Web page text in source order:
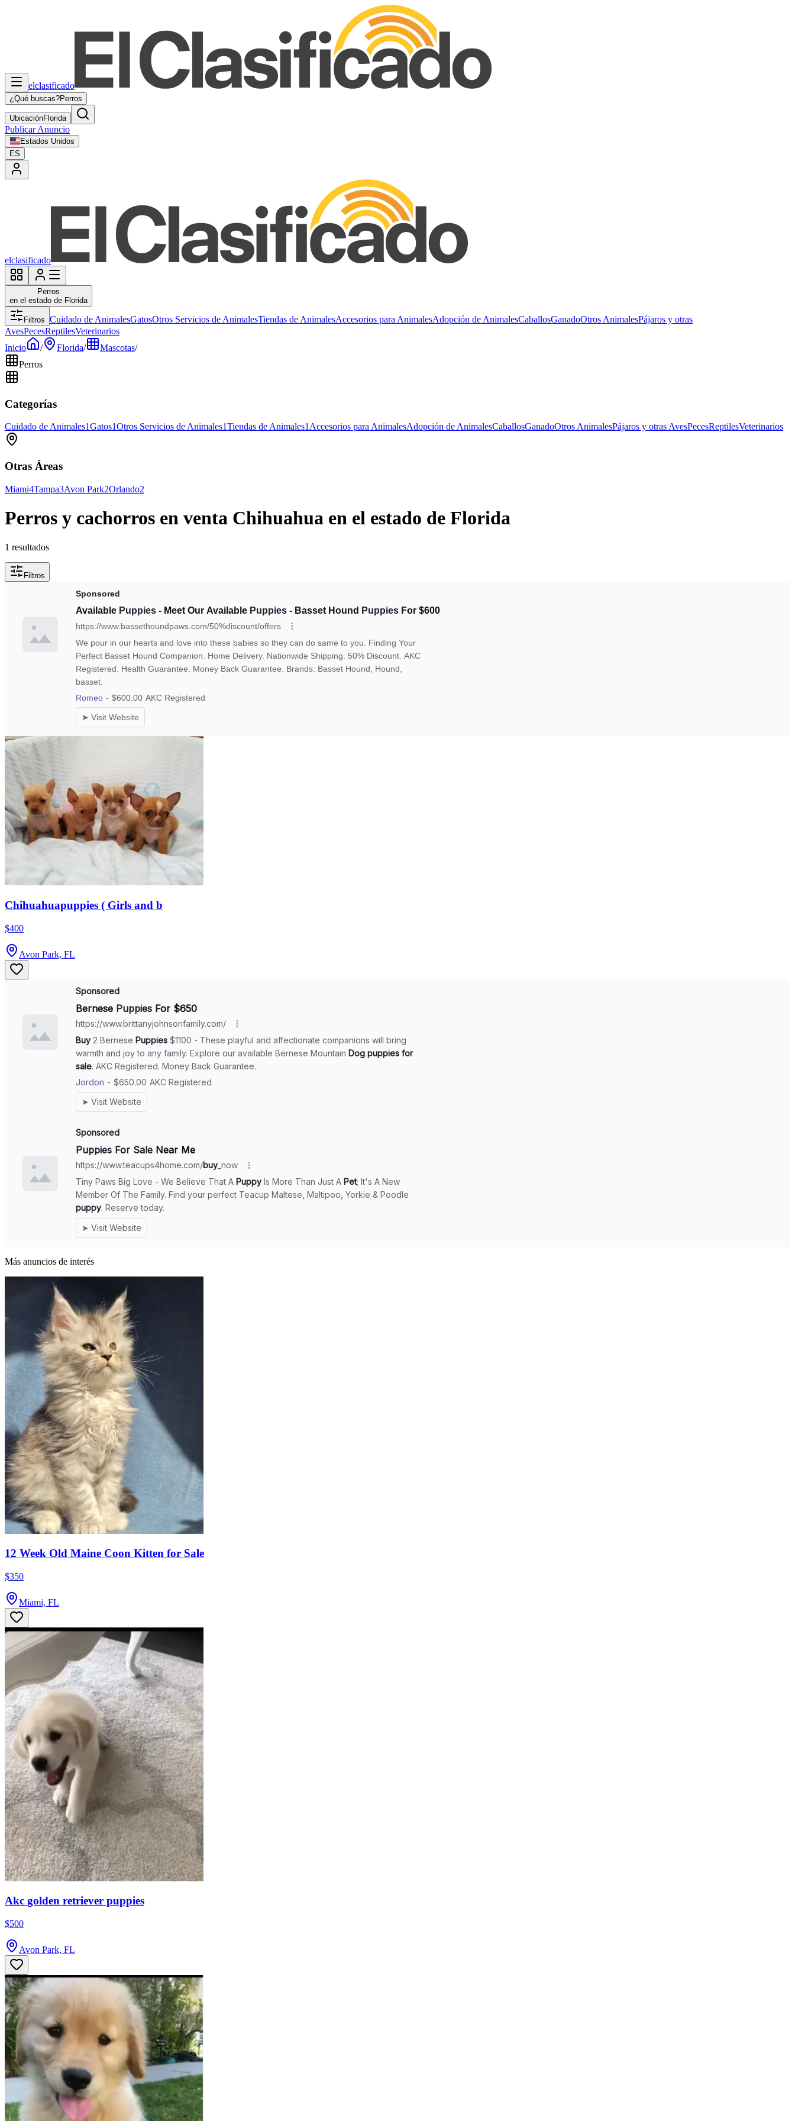
elclasificado
¿Qué buscas?Perros
UbicaciónFlorida
Publicar Anuncio
Estados Unidos
ES
elclasificado
Perros
en el estado de Florida
Filtros Cuidado de AnimalesGatosOtros Servicios de AnimalesTiendas de AnimalesAccesorios para AnimalesAdopción de AnimalesCaballosGanadoOtros AnimalesPájaros y otras
AvesPecesReptilesVeterinarios
Inicio
/ Florida/ Mascotas/
Perros
Categorías
Cuidado de Animales1Gatos1Otros Servicios de Animales1Tiendas de Animales1Accesorios para AnimalesAdopción de AnimalesCaballosGanadoOtros AnimalesPájaros y otras AvesPecesReptilesVeterinarios
Otras Áreas
Miami4Tampa3Avon Park2Orlando2
Perros y cachorros en venta Chihuahua en el estado de Florida
1 resultados
Filtros
Chihuahuapuppies ( Girls and b
$400
Avon Park, FL
Más anuncios de interés
12 Week Old Maine Coon Kitten for Sale
$350
Miami, FL
Akc golden retriever puppies
$500
Avon Park, FL